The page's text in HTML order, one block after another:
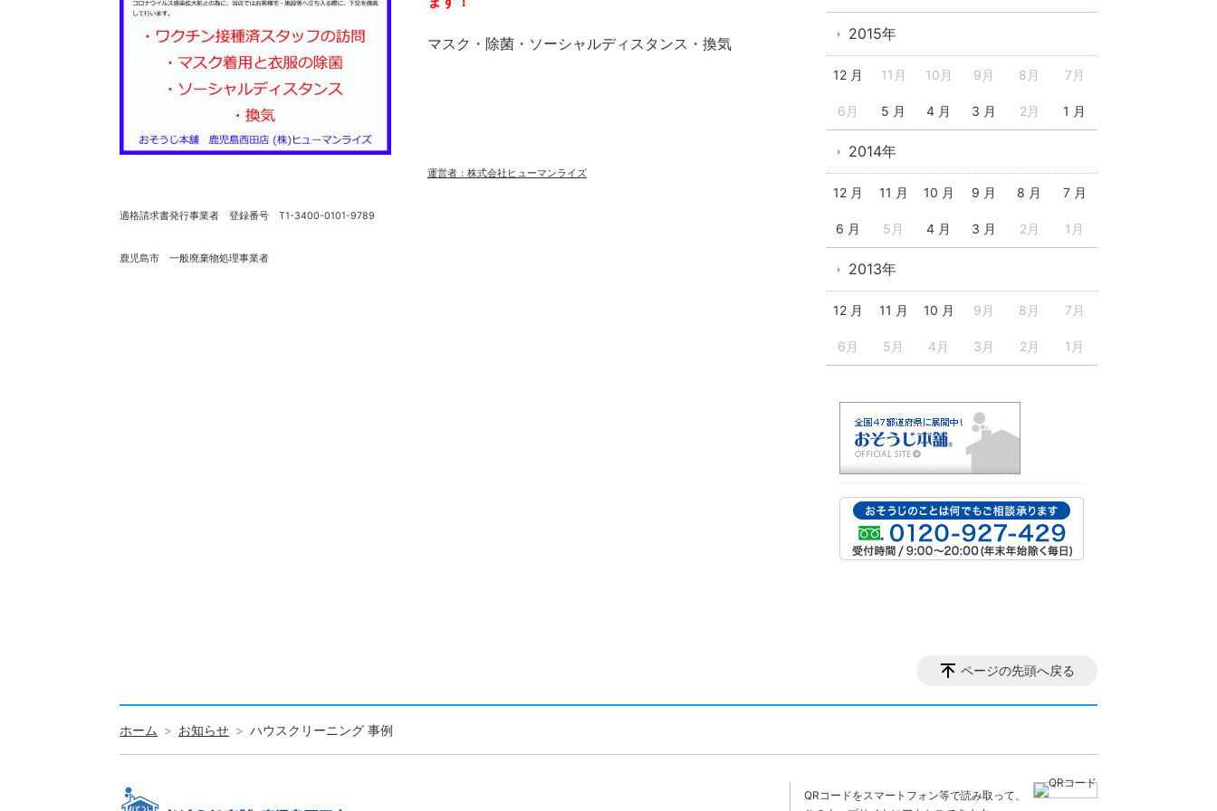
マスク・除菌・ソーシャルディスタンス・換気
運営者：株式会社ヒューマンライズ
適格請求書発行事業者 登録番号 T1-3400-0101-9789
鹿児島市 一般廃棄物処理事業者
2015年
12 月 11月 10月 9月 8月 7月
6月 5 月 4 月 3 月 2月 1 月
2014年
12 月 11 月 10 月 9 月 8 月 7 月
6 月 5月 4 月 3 月 2月 1月
2013年
12 月 11 月 10 月 9月 8月 7月
6月 5月 4月 3月 2月 1月
ページの先頭へ戻る
ホーム お知らせ ハウスクリーニング 事例
QRコードをスマートフォン等で読み取って、